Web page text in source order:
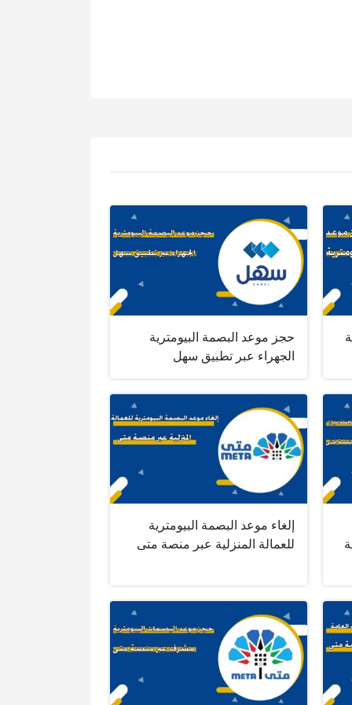
حجز موعد البصمة البيومترية
الجهراء عبر تطبيق سهل
إلغاء موعد البصمة البيومترية
للعمالة المنزلية عبر منصة متى